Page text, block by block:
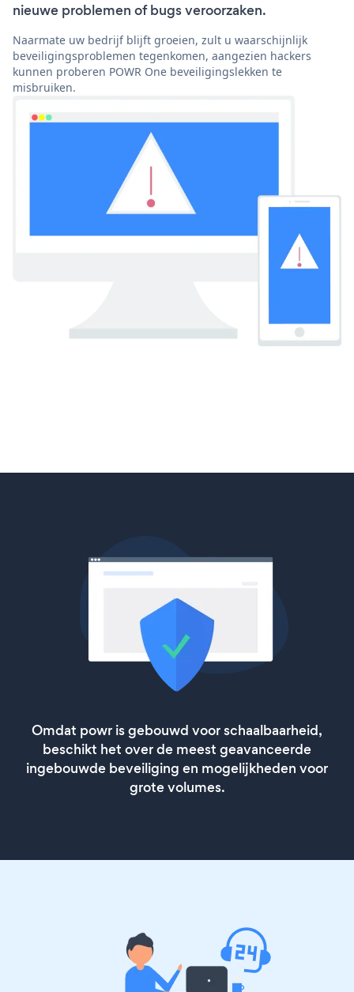
nieuwe problemen of bugs veroorzaken.
Naarmate uw bedrijf blijft groeien, zult u waarschijnlijk
beveiligingsproblemen tegenkomen, aangezien hackers
kunnen proberen POWR One beveiligingslekken te
misbruiken.
Omdat powr is gebouwd voor schaalbaarheid,
beschikt het over de meest geavanceerde
ingebouwde beveiliging en mogelijkheden voor
grote volumes.